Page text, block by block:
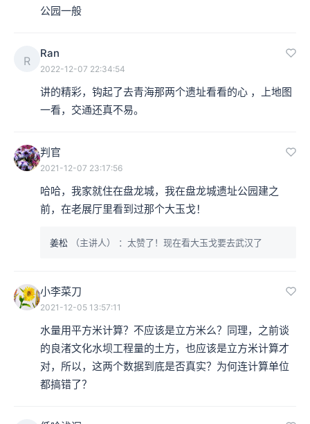
本集编辑：香芋
公园一般
R
Ran
2022-12-07 22:34:54
讲的精彩，钩起了去青海那两个遗址看看的心 ，上地图
一看，交通还真不易。
判官
2021-12-07 23:17:56
哈哈，我家就住在盘龙城，我在盘龙城遗址公园建之
前，在老展厅里看到过那个大玉戈！
姜松 （主讲人） ：太赞了！现在看大玉戈要去武汉了
小李菜刀
2021-12-05 13:57:11
水量用平方米计算？不应该是立方米么？同理，之前谈
的良渚文化水坝工程量的土方，也应该是立方米计算才
对，所以，这两个数据到底是否真实？为何连计算单位
都搞错了？